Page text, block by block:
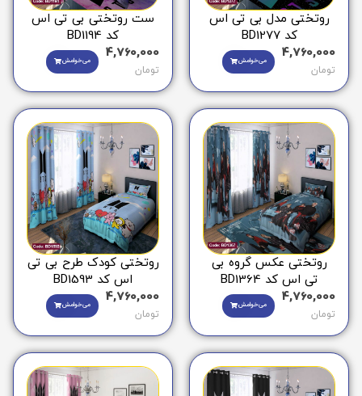
روتختی مدل بی تی اس
کد BD1277
4,760,000
تومان
می‌خوامش
ست روتختی بی تی اس
کد BD1194
4,760,000
تومان
می‌خوامش
روتختی عکس گروه بی
تی اس کد BD1364
4,760,000
تومان
می‌خوامش
روتختی کودک طرح بی تی
اس کد BD1593
4,760,000
تومان
می‌خوامش